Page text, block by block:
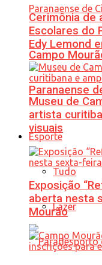
Campo
Paranaense
Esporte
Tudo
Lazer
Cerimônia de
Escolares do
Edy Lemond
Museu de
artista
visuais
Exposição
aberta nesta
Mourão